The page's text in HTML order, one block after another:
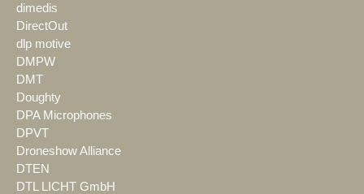
dimedis
DirectOut
dlp motive
DMPW
DMT
Doughty
DPA Microphones
DPVT
Droneshow Alliance
DTEN
DTL LICHT GmbH